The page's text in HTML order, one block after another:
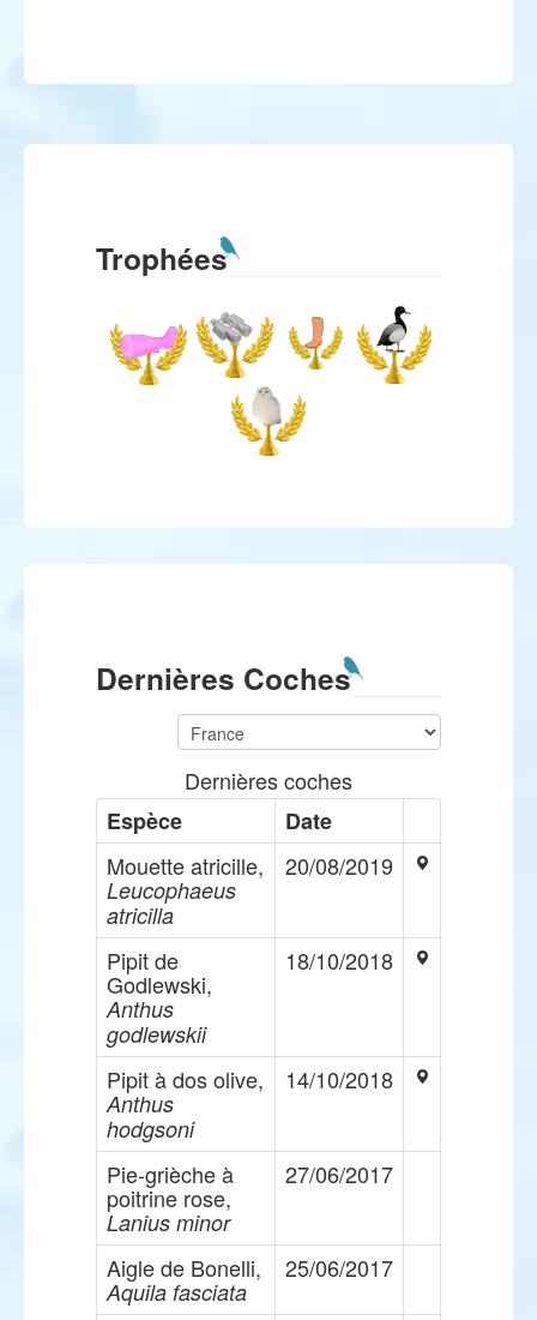
Trophées
Dernières Coches
Dernières coches
Espèce
Date
Mouette atricille,
Leucophaeus
atricilla
20/08/2019
Pipit de
Godlewski,
Anthus
godlewskii
18/10/2018
Pipit à dos olive,
Anthus
hodgsoni
14/10/2018
Pie-grièche à
poitrine rose,
Lanius minor
27/06/2017
Aigle de Bonelli,
Aquila fasciata
25/06/2017